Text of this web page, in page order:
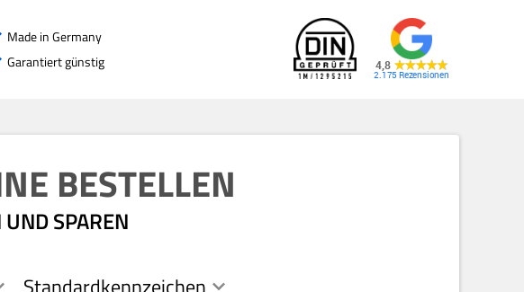
Made in Germany
Garantiert günstig
4,8
2.175
BESTELLEN
SPAREN